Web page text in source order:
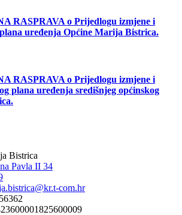
uređenja Općine Marija Bistrica.
plana uređenja središnjeg općinskog
Bistrica
Pavla II 34
com.hr